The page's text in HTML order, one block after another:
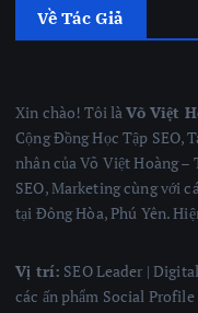
Về Tác Giả
Xin chào! Tôi làVõ Việt
Cộng Đồng Học Tập SEO,
nhân của Võ Việt Hoàng –
SEO, Marketing cùng với
tại Đông Hòa, Phú Yên.
Vị trí: SEO Leader |
các ấn phẩm Social